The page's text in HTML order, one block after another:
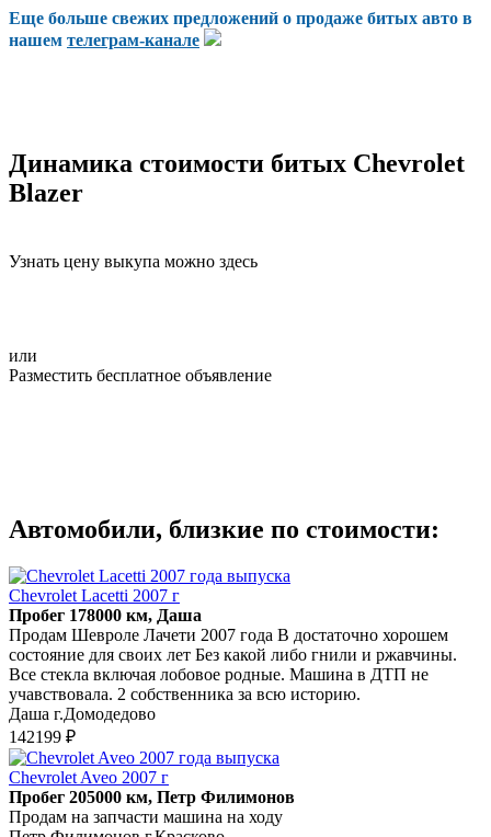
Еще больше свежих предложений о продаже битых авто в
нашем телеграм-канале
Динамика стоимости битых Chevrolet
Blazer
Узнать цену выкупа можно здесь
или
Разместить бесплатное объявление
Автомобили, близкие по стоимости:
Chevrolet Lacetti 2007 г
Пробег 178000 км, Даша
Продам Шевроле Лачети 2007 года В достаточно хорошем
состояние для своих лет Без какой либо гнили и ржавчины.
Все стекла включая лобовое родные. Машина в ДТП не
учавствовала. 2 собственника за всю историю.
Даша г.Домодедово
142199 ₽
Chevrolet Aveo 2007 г
Пробег 205000 км, Петр Филимонов
Продам на запчасти машина на ходу